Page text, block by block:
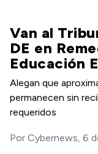
Van al
DE en
Educación
Alegan que
permanecen sin
requeridos
Por Cybernews, 6